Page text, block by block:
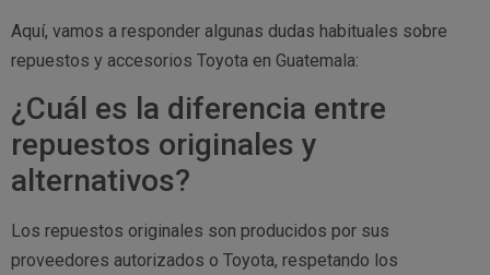
Aquí, vamos a responder algunas dudas habituales sobre
repuestos y accesorios Toyota en Guatemala:
¿Cuál es la diferencia entre
repuestos originales y
alternativos?
Los repuestos originales son producidos por sus
proveedores autorizados o Toyota, respetando los